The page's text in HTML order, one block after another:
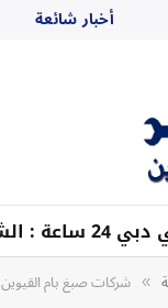
أخبار شائعة
:0528959204
» شركات صبغ بام القيوين